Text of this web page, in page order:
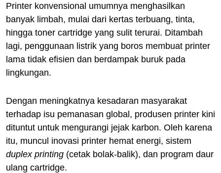
Printer konvensional umumnya menghasilkan
banyak limbah, mulai dari kertas terbuang, tinta,
hingga toner cartridge yang sulit terurai. Ditambah
lagi, penggunaan listrik yang boros membuat printer
lama tidak efisien dan berdampak buruk pada
lingkungan.
Dengan meningkatnya kesadaran masyarakat
terhadap isu pemanasan global, produsen printer kini
dituntut untuk mengurangi jejak karbon. Oleh karena
itu, muncul inovasi printer hemat energi, sistem
duplex printing (cetak bolak-balik), dan program daur
ulang cartridge.